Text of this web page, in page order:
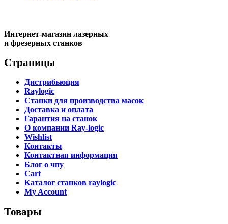
Интернет-магазин лазерных
и фрезерных станков
Страницы
Дистрибьюция
Raylogic
Станки для производства масок
Доставка и оплата
Гарантия на станок
О компании Ray-logic
Wishlist
Контакты
Контактная информация
Блог о чпу
Cart
Каталог станков raylogic
My Account
Товары